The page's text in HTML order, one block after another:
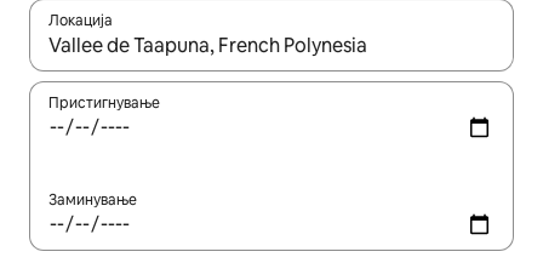
Локација
Кога резултатите се достапни, движете се со копчињата
Пристигнување
Заминување